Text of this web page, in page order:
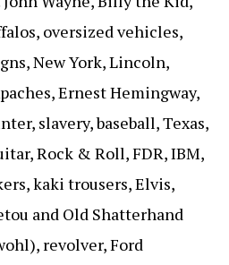
oversized vehicles,
New York, Lincoln,
Ernest Hemingway,
slavery, baseball, Texas,
Rock & Roll, FDR, IBM,
kaki trousers, Elvis,
and Old Shatterhand
revolver, Ford